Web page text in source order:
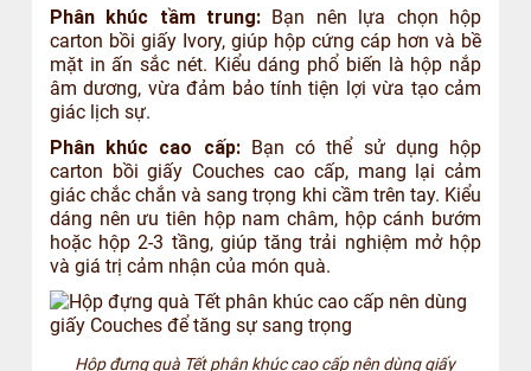
Phân khúc tầm trung: Bạn nên lựa chọn hộp
carton bồi giấy Ivory, giúp hộp cứng cáp hơn và bề
mặt in ấn sắc nét. Kiểu dáng phổ biến là hộp nắp
âm dương, vừa đảm bảo tính tiện lợi vừa tạo cảm
giác lịch sự.
Phân khúc cao cấp:Bạn có thể sử dụng hộp
carton bồi giấy Couches cao cấp, mang lại cảm
giác chắc chắn và sang trọng khi cầm trên tay. Kiểu
dáng nên ưu tiên hộp nam châm, hộp cánh bướm
hoặc hộp 2-3 tầng, giúp tăng trải nghiệm mở hộp
và giá trị cảm nhận của món quà.
Hộp đựng quà Tết phân khúc cao cấp nên dùng giấy